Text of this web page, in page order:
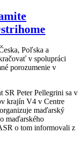
Poľska a
v spolupráci
porozumenie v
SR Peter Pellegrini sa v
krajín V4 v Centre
maďarský
maďarského
o tom informovali z